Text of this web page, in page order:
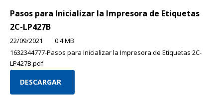
Pasos para Inicializar la Impresora de Etiquetas
2C-LP427B
22/09/2021
0.4 MB
1632344777-Pasos para Inicializar la Impresora de Etiquetas 2C-
LP427B.pdf
DESCARGAR